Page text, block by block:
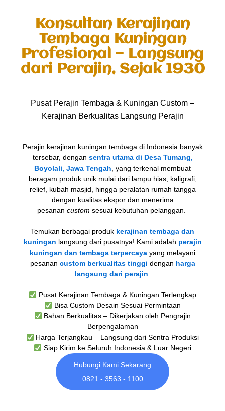
Konsultan Kerajinan
Tembaga Kuningan
Profesional — Langsung
dari Perajin, Sejak 1930
Pusat Perajin Tembaga & Kuningan Custom –
Kerajinan Berkualitas Langsung Perajin
Perajin kerajinan kuningan tembaga di Indonesia banyak
tersebar, dengan sentra utama di Desa Tumang,
Boyolali, Jawa Tengah, yang terkenal membuat
beragam produk unik mulai dari lampu hias, kaligrafi,
relief, kubah masjid, hingga peralatan rumah tangga
dengan kualitas ekspor dan menerima
pesanan custom sesuai kebutuhan pelanggan.
Temukan berbagai produk kerajinan tembaga dan
kuningan langsung dari pusatnya! Kami adalah perajin
kuningan dan tembaga terpercaya yang melayani
pesanan custom berkualitas tinggi dengan harga
langsung dari perajin.
Pusat Kerajinan Tembaga & Kuningan Terlengkap
Bisa Custom Desain Sesuai Permintaan
Bahan Berkualitas – Dikerjakan oleh Pengrajin
Berpengalaman
Harga Terjangkau – Langsung dari Sentra Produksi
Siap Kirim ke Seluruh Indonesia & Luar Negeri
Hubungi Kami Sekarang
0821 - 3563 - 1100